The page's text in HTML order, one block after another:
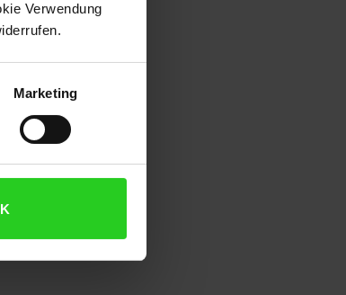
Verwendung
Marketing